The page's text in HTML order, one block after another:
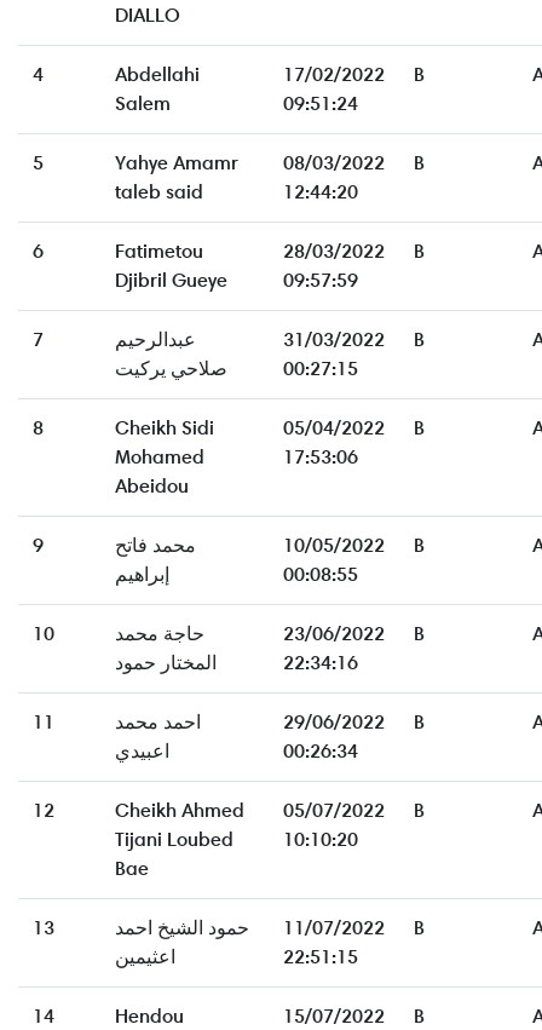
DIALLO
4
Abdellahi
Salem
17/02/2022
09:51:24
B
5
Yahye Amamr
taleb said
08/03/2022
12:44:20
B
6
Fatimetou
Djibril Gueye
28/03/2022
09:57:59
B
7
عبدالرحيم
صلاحي يركيت
31/03/2022
00:27:15
B
8
Cheikh Sidi
Mohamed
Abeidou
05/04/2022
17:53:06
B
9
محمد فاتح
إبراهيم
10/05/2022
00:08:55
B
10
حاجة محمد
المختار حمود
23/06/2022
22:34:16
B
11
احمد محمد
اعبيدي
29/06/2022
00:26:34
B
12
Cheikh Ahmed
Tijani Loubed
Bae
05/07/2022
10:10:20
B
13
حمود الشيخ احمد
اعثيمين
11/07/2022
22:51:15
B
14
Hendou
15/07/2022
B